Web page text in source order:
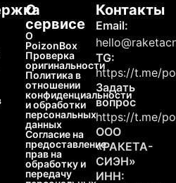
О
сервисе
О
PoizonBox
Проверка
оригинальности
Политика в
отношении
конфиденциальности
и обработки
персональных
данных
Согласие на
предоставление
прав на
обработку и
передачу
Контакты
Email:
TG:
https://t.me/
Задать
вопрос
https://t.me/
ООО
«РАКЕТА-
СИЭН»
ИНН: